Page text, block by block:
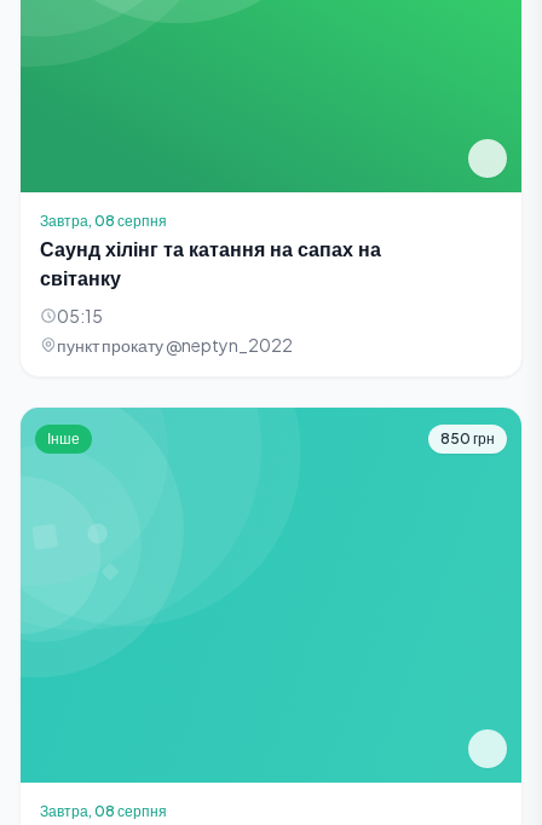
Завтра, 08 серпня
Саунд хілінг та катання на сапах на
світанку
05:15
пункт прокату @neptyn_2022
Інше 850 грн
Завтра, 08 серпня